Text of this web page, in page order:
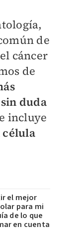
de
cáncer
de
duda
incluye
célula
el mejor
para mi
de lo que
en cuenta